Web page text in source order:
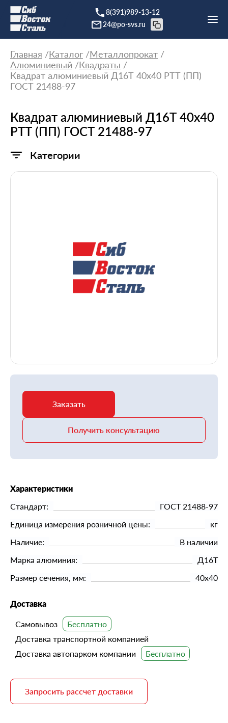
8(391)989-13-12
24@po-svs.ru
Главная Каталог
Металлопрокат
Алюминиевый
Квадраты
Квадрат алюминиевый Д16Т 40х40 РТТ (ПП)
ГОСТ 21488-97
Квадрат алюминиевый Д16Т 40х40
РТТ (ПП) ГОСТ 21488-97
Категории
Заказать
Получить консультацию
Характеристики
Стандарт:
ГОСТ 21488-97
Единица измерения розничной цены:
кг
Наличие:
В наличии
Марка алюминия:
Д16Т
Размер сечения, мм:
40х40
Доставка
Самовывоз
Доставка транспортной компанией
Доставка автопарком компании
Запросить рассчет доставки